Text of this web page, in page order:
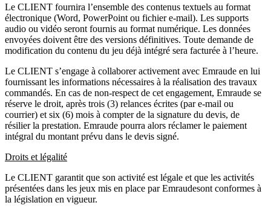
Le CLIENT fournira l’ensemble des contenus textuels au format
électronique (Word, PowerPoint ou fichier e-mail). Les supports
audio ou vidéo seront fournis au format numérique. Les données
envoyées doivent être des versions définitives. Toute demande de
modification du contenu du jeu déjà intégré sera facturée à l’heure.
Le CLIENT s’engage à collaborer activement avec Emraude en lui
fournissant les informations nécessaires à la réalisation des travaux
commandés. En cas de non-respect de cet engagement, Emraude se
réserve le droit, après trois (3) relances écrites (par e-mail ou
courrier) et six (6) mois à compter de la signature du devis, de
résilier la prestation. Emraude pourra alors réclamer le paiement
intégral du montant prévu dans le devis signé.
Droits et légalité
Le CLIENT garantit que son activité est légale et que les activités
présentées dans les jeux mis en place par Emraudesont conformes à
la législation en vigueur.